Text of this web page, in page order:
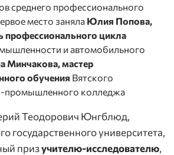
среднего профессионального
место заняла Юлия Попова,
профессионального цикла
и автомобильного
Минчакова, мастер
обучения Вятского
промышленного колледжа
Теодорович Юнгблюд,
государственного университета,
призучителю-исследователю,